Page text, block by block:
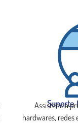
Suporte
Assistência
hardwares,